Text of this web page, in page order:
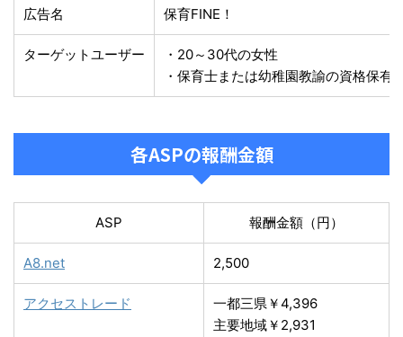
広告名 保育FINE！
ターゲットユーザー
・20～30代の女性
・保育士または幼稚園教諭の資格保有
各ASPの報酬金額
ASP 報酬金額（円）
A8.net 2,500
アクセストレード
一都三県￥4,396
主要地域￥2,931